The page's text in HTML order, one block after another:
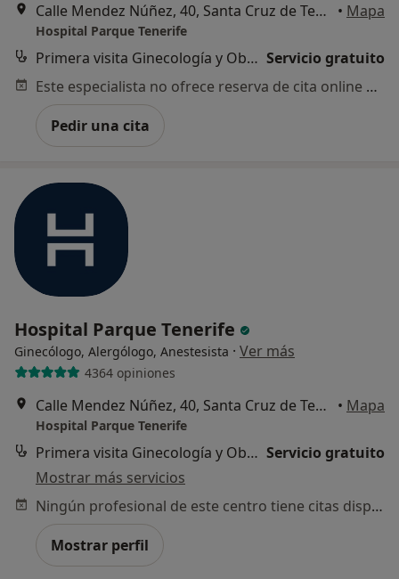
Calle Mendez Núñez, 40, Santa Cruz de Tenerife • Mapa
Hospital Parque Tenerife
Primera visita Ginecología y Obstetricia Servicio gratuito
Este especialista no ofrece reserva de cita online en esta dirección.
Pedir una cita
Hospital Parque Tenerife
Ginecólogo, Alergólogo, Anestesista · Ver más
4364 opiniones
Calle Mendez Núñez, 40, Santa Cruz de Tenerife • Mapa
Hospital Parque Tenerife
Primera visita Ginecología y Obstetricia Servicio gratuito
Mostrar más servicios
Ningún profesional de este centro tiene citas disponibles
Mostrar perfil